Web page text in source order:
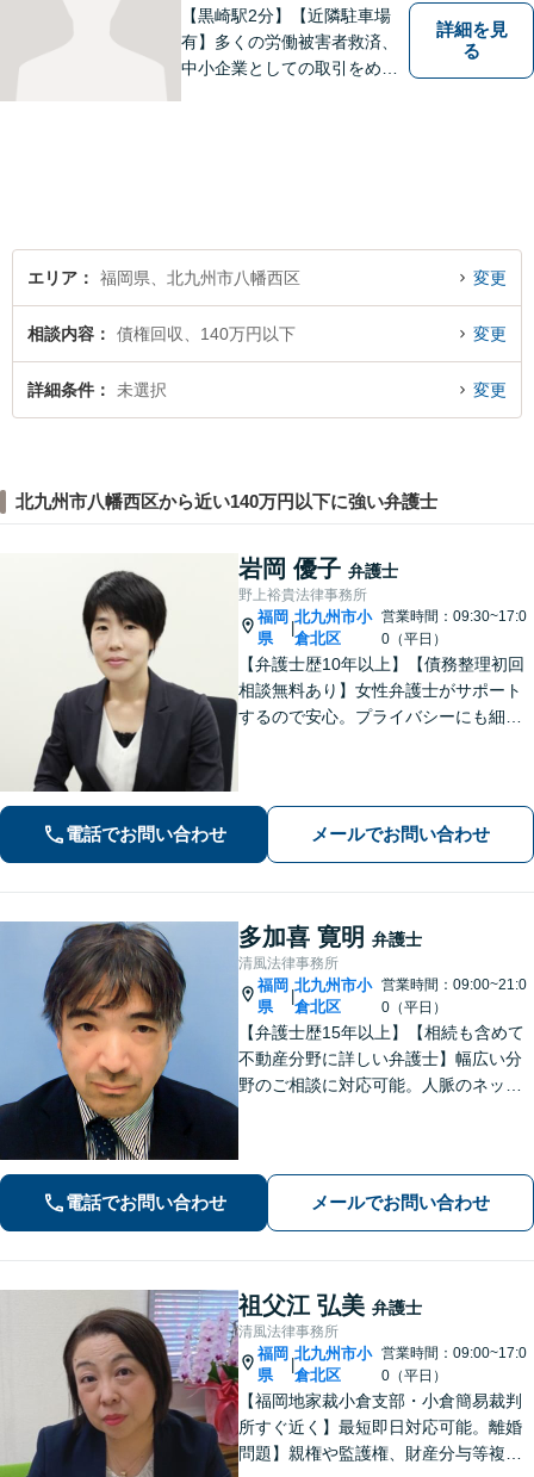
【黒崎駅2分】【近隣駐車場
有】多くの労働被害者救済、
中小企業としての取引をめぐ
詳細を見
る
エリア 福岡県、北九州市八幡西区 変更
相談内容 債権回収、140万円以下 変更
詳細条件 未選択 変更
北九州市八幡西区から近い140万円以下に強い弁護士
岩岡 優子 弁護士
野上裕貴法律事務所
福岡
県
北九州市小
倉北区
営業時間：09:30~17:0
0（平日）
【弁護士歴10年以上】【債務整理初回
相談無料あり】女性弁護士がサポート
するので安心。プライバシーにも細心
い。【完全個室で相談】【駐車場あ
電話でお問い合わせ メールでお問い合わせ
多加喜 寛明 弁護士
清風法律事務所
福岡
県
北九州市小
倉北区
営業時間：09:00~21:0
0（平日）
【弁護士歴15年以上】【相続も含めて
不動産分野に詳しい弁護士】幅広い分
野のご相談に対応可能。人脈のネット
のご相談も対応】【法テラス利用可】
電話でお問い合わせ メールでお問い合わせ
祖父江 弘美 弁護士
清風法律事務所
福岡
県
北九州市小
倉北区
営業時間：09:00~17:0
0（平日）
【福岡地家裁小倉支部・小倉簡易裁判
所すぐ近く】最短即日対応可能。離婚
問題】親権や監護権、財産分与等複雑